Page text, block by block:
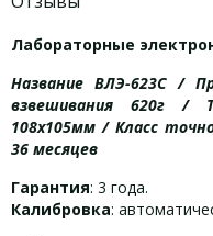
Лабораторные
Название ВЛЭ-623С /
взвешивания 620г /
108х105мм / Класс
36 месяцев
Гарантия: 3 года.
Калибровка: